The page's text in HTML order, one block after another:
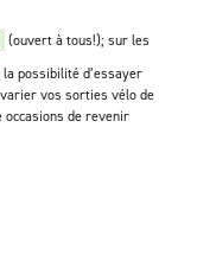
(ouvert à tous!); sur les
possibilité d’essayer
vos sorties vélo de
de revenir